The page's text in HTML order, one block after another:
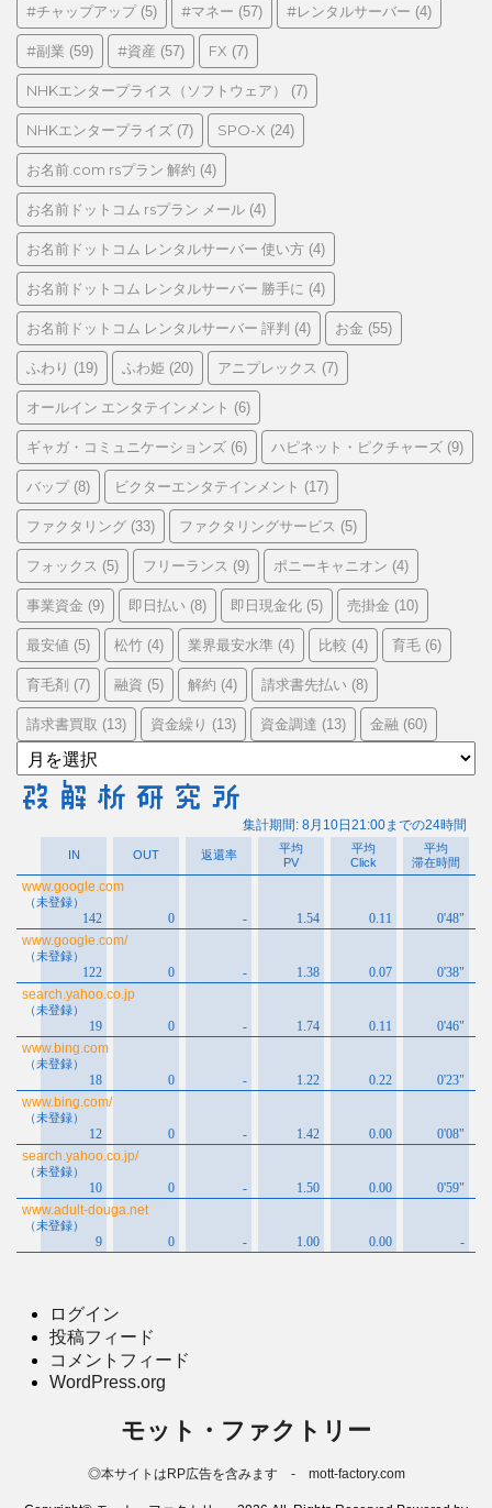
ゴ
リ
ー
#チャップアップ(5) #マネー (57) #レンタルサーバー (4)
#副業 (59) #資産 (57) FX (7)
NHKエンタープライス（ソフトウェア） (7)
NHKエンタープライズ (7) SPO-X (24)
お名前.com rsプラン 解約 (4)
お名前ドットコム rsプラン メール (4)
お名前ドットコム レンタルサーバー 使い方 (4)
お名前ドットコム レンタルサーバー 勝手に (4)
お名前ドットコム レンタルサーバー 評判 (4) お金 (55)
ふわり (19) ふわ姫 (20) アニプレックス (7)
オールイン エンタテインメント (6)
ギャガ・コミュニケーションズ (6) ハピネット・ピクチャーズ (9)
バップ(8) ビクターエンタテインメント (17)
ファクタリング (33) ファクタリングサービス (5)
フォックス (5) フリーランス (9) ポニーキャニオン (4)
事業資金 (9) 即日払い (8) 即日現金化 (5) 売掛金 (10)
最安値 (5) 松竹 (4) 業界最安水準 (4) 比較 (4) 育毛 (6)
育毛剤 (7) 融資 (5) 解約 (4) 請求書先払い (8)
請求書買取 (13) 資金繰り (13) 資金調達 (13) 金融 (60)
ア
ー
カ
ログイン
投稿フィード
コメントフィード
WordPress.org
モット・ファクトリー
◎本サイトはRP広告を含みます - mott-factory.com